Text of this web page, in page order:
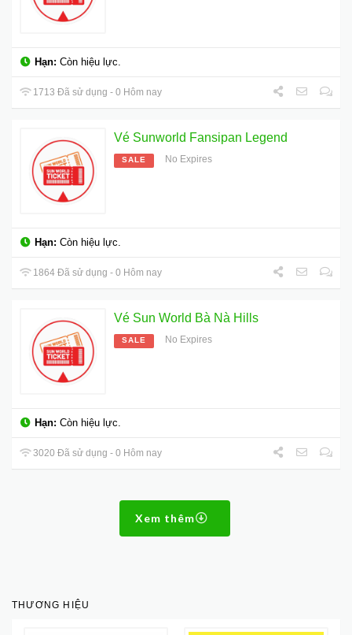
Hạn: Còn hiệu lực.
1713 Đã sử dụng - 0 Hôm nay
Vé Sunworld Fansipan Legend
SALE No Expires
Hạn: Còn hiệu lực.
1864 Đã sử dụng - 0 Hôm nay
Vé Sun World Bà Nà Hills
SALE No Expires
Hạn: Còn hiệu lực.
3020 Đã sử dụng - 0 Hôm nay
Xem thêm
THƯƠNG HIỆU